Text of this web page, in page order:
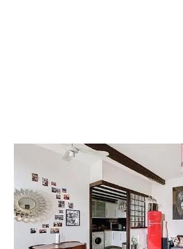
AGDE 34
50,21 m
Ref : 4391
Appartement T3 à vendre
99 000 €